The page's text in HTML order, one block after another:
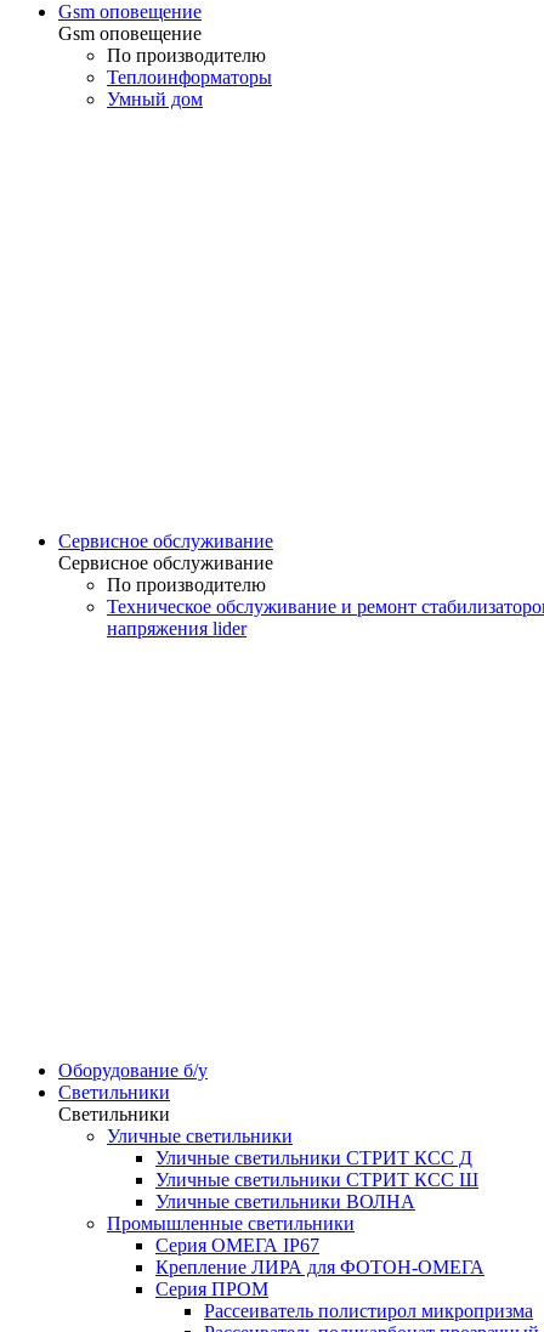
Gsm оповещение
Gsm оповещение
По производителю
Теплоинформаторы
Умный дом
Сервисное обслуживание
Сервисное обслуживание
По производителю
Техническое обслуживание и ремонт
напряжения lider
Оборудование б/у
Светильники
Светильники
Уличные светильники
Уличные светильники СТРИТ КСС Д
Уличные светильники СТРИТ КСС Ш
Уличные светильники ВОЛНА
Промышленные светильники
Серия ОМЕГА IP67
Крепление ЛИРА для ФОТОН-ОМЕГА
Серия ПРОМ
Рассеиватель полистирол микропризма